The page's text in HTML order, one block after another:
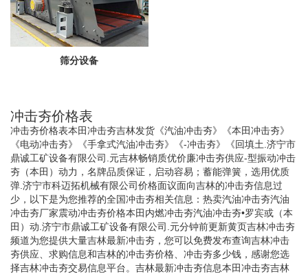
筛分设备
冲击夯价格表
冲击夯价格表本田冲击夯吉林发货《汽油冲击夯》《本田冲击夯》
《电动冲击夯》《手拿式汽油冲击夯》《-冲击夯》《回填土.济宁市
鼎诚工矿设备有限公司.元吉林畅销质优价廉冲击夯供应-型振动冲击
夯（本田）动力，名牌品质保证，启动容易；蓄能弹簧，选用优质
弹.济宁市科迈拓机械有限公司价格面议面向吉林的冲击夯信息过
少，以下是为您推荐的全国冲击夯相关信息：热卖汽油冲击夯汽油
冲击夯厂家震动冲击夯价格本田内燃冲击夯汽油冲击夯•罗宾或（本
田）动.济宁市鼎诚工矿设备有限公司.元分钟前更新黄页吉林冲击夯
频道为您提供大量吉林最新冲击夯，您可以免费发布查询吉林冲击
夯供应、求购信息和吉林的冲击夯价格、冲击夯多少钱，感谢您选
择吉林冲击夯交易信息平台。吉林最新冲击夯信息本田冲击夯吉林